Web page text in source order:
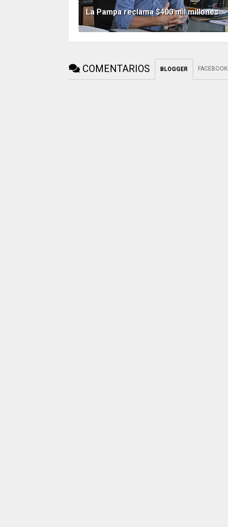
La Pampa reclama $400 mil millones
COMENTARIOS BLOGGER FACEBOOK